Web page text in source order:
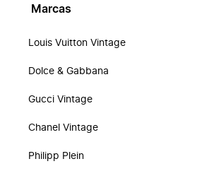
Marcas
Louis Vuitton Vintage
Dolce & Gabbana
Gucci Vintage
Chanel Vintage
Philipp Plein